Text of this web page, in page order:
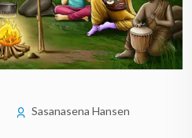
Sasanasena Hansen